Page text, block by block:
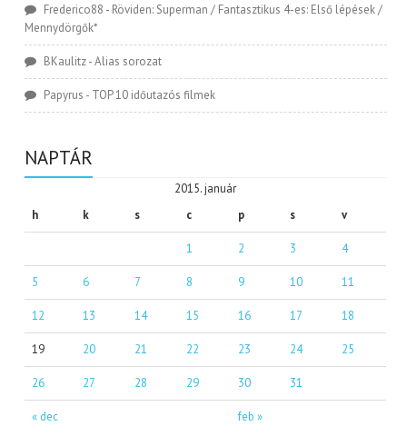
Frederico88 - Röviden: Superman / Fantasztikus 4-es: Első lépések /
Mennydörgők*
BKaulitz-Alias sorozat
Papyrus - TOP 10 időutazós filmek
NAPTÁR
2015. január
h
k s c p s v
« dec feb »
1 2 3 4
5 6 7 8 9 10 11
12 13 14 15 16 17 18
19 20 21 22 23 24 25
26 27 28 29 30 31